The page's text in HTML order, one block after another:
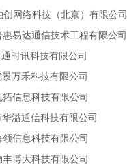
网络科技（北京）有限公司
易达通信技术工程有限公司
时讯科技有限公司
万禾科技有限公司
信息科技有限公司
溢通信科技有限公司
信息科技有限公司
博大科技有限公司